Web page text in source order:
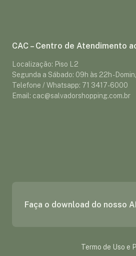
CAC – Centro de Atendimento
Localização: Piso L2
Segunda a Sábado: 09h às 22h -
Telefone / Whatsapp: 71 3417-6000
Email: cac@salvadorshopping.com.br
Faça o download do nosso
Termo de Uso e